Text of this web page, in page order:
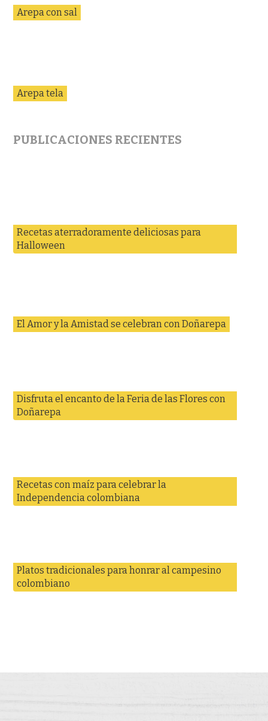
Arepa con sal
Arepa tela
PUBLICACIONES RECIENTES
Recetas aterradoramente deliciosas para
Halloween
El Amor y la Amistad se celebran con Doñarepa
Disfruta el encanto de la Feria de las Flores con
Doñarepa
Recetas con maíz para celebrar la
Independencia colombiana
Platos tradicionales para honrar al campesino
colombiano